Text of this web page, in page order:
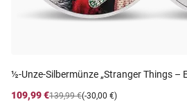
½-Unze-Silbermünze „Stranger Things –
109,99 €
(-30,00 €)
139,99 €